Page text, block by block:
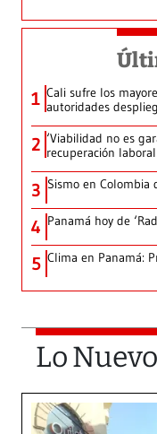
1 Cali sufre los
autoridades
2 ‘Viabilidad no es
recuperación
3 Sismo en Colombia
4 Panamá hoy de
5 Clima en Panamá:
Lo Nuevo